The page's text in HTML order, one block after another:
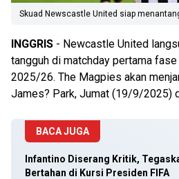
Skuad Newscastle United siap
INGGRIS - Newcastle United
tangguh di matchday pertama
2025/26. The Magpies akan
James? Park, Jumat (19/9/2025)
BACA JUGA
Infantino Diserang Kritik,
Bertahan di Kursi Presiden FIFA